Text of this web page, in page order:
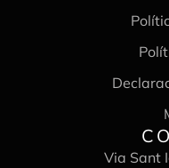
Via Sant